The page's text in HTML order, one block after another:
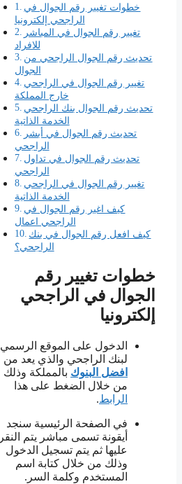
خطوات تغيير رقم الجوال في
الراجحي إلكترونيا
تغيير رقم الجوال في المباشر
للافراد
تحديث رقم الجوال الراجحي من
الجوال
تغيير رقم الجوال في الراجحي
خارج المملكة
تحديث رقم الجوال بنك الراجحي
الخدمة الذاتية
تحديث رقم الجوال في أبشر
الراجحي
تحديث رقم الجوال في تداول
الراجحي
تغيير رقم الجوال في الراجحي
الخدمة الذاتية
كيف اغير رقم الجوال في
الراجحي اعمال
كيف افعل رقم الجوال في بنك
الراجحي؟
خطوات تغيير رقم
الجوال في الراجحي
إلكترونيا
الدخول على الموقع الرسمي
لبنك الراجحي والذي يعد من
افضل البنوك بالمملكة وذلك
من خلال الضغط على هذا
الرابط.
في الصفحة الرئيسية سنجد
أيقونة تسمى مباشر يتم النقر
عليها ثم يتم تسجيل الدخول
وذلك من خلال كتابة اسم
المستخدم وكلمة السر.